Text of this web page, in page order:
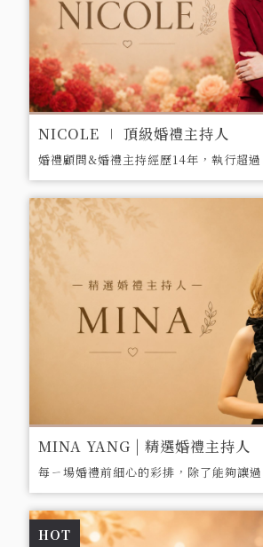
NICOLE ∣ 頂級婚禮主持人
婚禮顧問&婚禮主持經歷14年，執行超過
1,000場以上婚禮。細心的Nicole總能
面面俱到打點婚禮細節，甜美聲音，說出
動人故事。
MINA YANG | 精選婚禮主持人
每ㄧ場婚禮前細心的彩排，除了能夠讓過
程更流暢地進行外，也同時讓參與進場的
新人以及所有人員可以反覆練習，屆時輕
鬆進場，抱持著一種幸福的使命感，盡力
HOT